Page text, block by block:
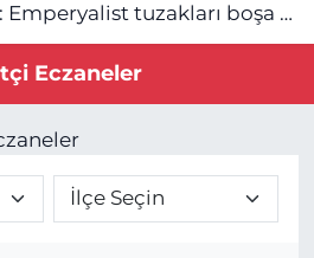
tuzakları boşa çıkarmaya devam edeceğiz
Eczaneler
Durumu ve Fikstür